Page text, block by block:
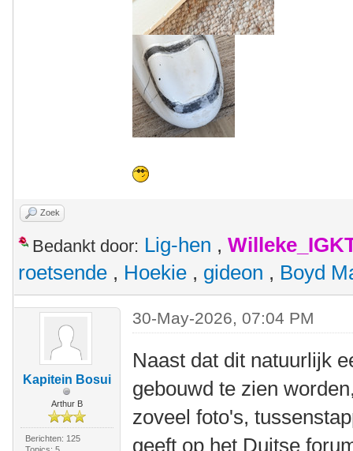
Zoek
Bedankt door: Lig-hen ,
roetsende , Hoekie , gideon , Boyd
Kapitein Bosui
Arthur B
Berichten: 125
30-May-2026, 07:04 PM
Naast dat dit natuurlijk
gebouwd te zien
zoveel foto's,
geeft op het Duitse